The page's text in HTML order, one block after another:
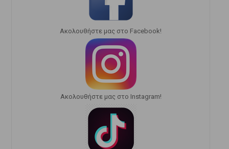
Ακολουθήστε μας στο Facebook!
Ακολουθήστε μας στο Instagram!